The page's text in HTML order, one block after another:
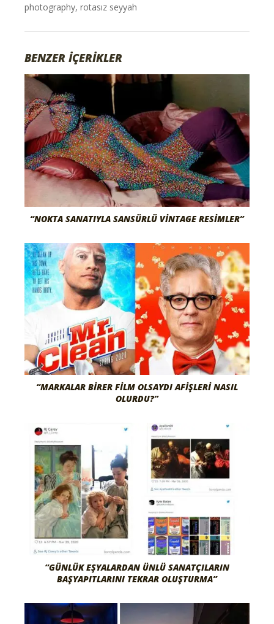
photography,rotasız seyyah
BENZER İÇERİKLER
“NOKTA SANATIYLA SANSÜRLÜ VINTAGE RESIMLER”
“MARKALAR BIRER FILM OLSAYDI AFIŞLERI NASIL
OLURDU?”
“GÜNLÜK EŞYALARDAN ÜNLÜ SANATÇILARIN
BAŞYAPITLARINI TEKRAR OLUŞTURMA”